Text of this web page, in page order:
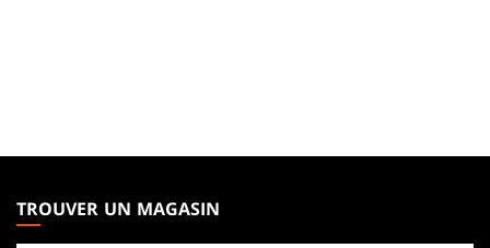
THE
GATHERING
TROUVER UN MAGASIN